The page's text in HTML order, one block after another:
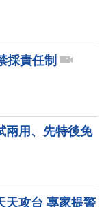
採責任制
兩用、先特後免
天攻台 專家提警